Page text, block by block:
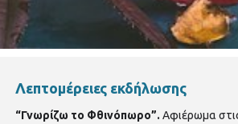
Λεπτομέρειες εκδήλωσης
“Γνωρίζω το Φθινόπωρο”. Αφιέρωμα